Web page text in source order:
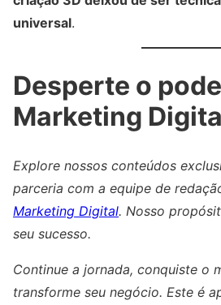
universal.
Desperte o
Marketing
Explore nossos conteúdos
parceria com a equipe de
Marketing Digital. Nosso
seu sucesso.
Continue a jornada, conquiste o
transforme seu negócio. Este é